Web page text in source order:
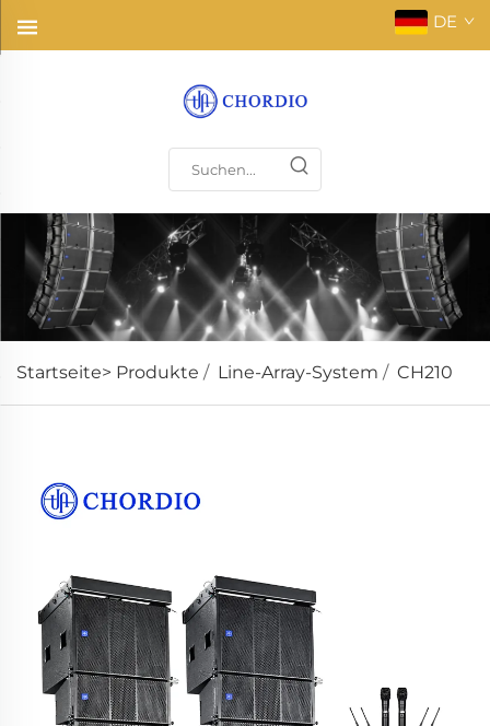
DE
Startseite> Produkte / Line-Array-System / CH210